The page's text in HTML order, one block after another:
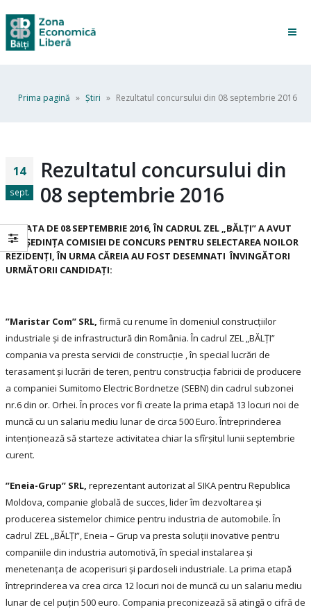
Prima pagină » Ştiri » Rezultatul concursului din 08 septembrie 2016
14
sept.
Rezultatul concursului din
08 septembrie 2016
LADATA DE 08SEPTEMBRIE 2016, ÎN CADRUL ZEL „BĂLŢI” A AVUT
LOC ȘEDINȚA COMISIEI DE CONCURS PENTRU SELECTAREA NOILOR
REZIDENȚI, ÎN URMA CĂREIA AU FOST DESEMNATI ÎNVINGĂTORI
URMĂTORII CANDIDAȚI:
”Maristar Com” SRL, firmă cu renume în domeniul construcțiilor
industriale și de infrastructură din România. În cadrul ZEL „BĂLȚI”
compania va presta servicii de construcție , în special lucrări de
terasament și lucrări de teren, pentru construcția fabricii de producere
a companiei Sumitomo Electric Bordnetze (SEBN) din cadrul subzonei
nr.6 din or. Orhei. În proces vor fi create la prima etapă 13 locuri noi de
muncă cu un salariu mediu lunar de circa 500 Euro. Întreprinderea
intenționează să starteze activitatea chiar la sfîrșitul lunii septembrie
curent.
”Eneia-Grup” SRL, reprezentant autorizat al SIKA pentru Republica
Moldova, companie globală de succes, lider îm dezvoltarea și
producerea sistemelor chimice pentru industria de automobile. În
cadrul ZEL „BĂLȚI”, Eneia – Grup va presta soluții inovative pentru
companiile din industria automotivă, în special instalarea și
menetenanța de acoperisuri și pardoseli industriale. La prima etapă
întreprinderea va crea circa 12 locuri noi de muncă cu un salariu mediu
lunar de cel puțin 500 euro. Compania preconizează să atingă o cifră de